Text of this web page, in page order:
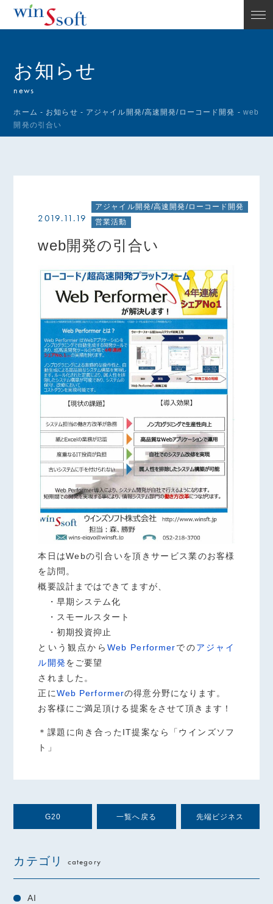
お知らせ
news
ホーム - お知らせ - アジャイル開発/高速開発/ローコード開発 - web
開発の引合い
2019.11.19
アジャイル開発/高速開発/ローコード開発
営業活動
web開発の引合い
本日はWebの引合いを頂きサービス業のお客様
を訪問。
概要設計まではできてますが、
・早期システム化
・スモールスタート
・初期投資抑止
という観点から Web Performerでのアジャイ
ル開発をご要望
されました。
正にWeb Performerの得意分野になります。
お客様にご満足頂ける提案をさせて頂きます！
＊課題に向き合ったIT提案なら「ウインズソフ
ト」
G20 一覧へ戻る 先端ビジネス
カテゴリ category
AI